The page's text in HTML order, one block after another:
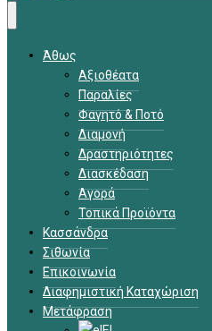
Άθως
Αξιοθέατα
Παραλίες
Φαγητό & Ποτό
Διαμονή
Δραστηριότητες
Διασκέδαση
Αγορά
Τοπικά Προϊόντα
Κασσάνδρα
Σιθωνία
Επικοινωνία
Διαφημιστική Καταχώριση
Μετάφραση